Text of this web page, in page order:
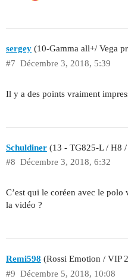
sergey (10-Gamma all+/ Vega
Décembre 3, 2018, 5:39
#7
Il y a des points vraiment
Schuldiner (13 - TG825-L / H8
Décembre 3, 2018, 6:32
#8
C’est qui le coréen avec le polo
la vidéo ?
Remi598 (Rossi Emotion / VIP
Décembre 5, 2018, 10:08
#9